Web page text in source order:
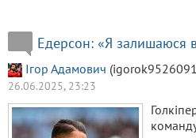
Едерсон: «Я залишаюся
Ігор Адамович
26.06.2025, 23:23